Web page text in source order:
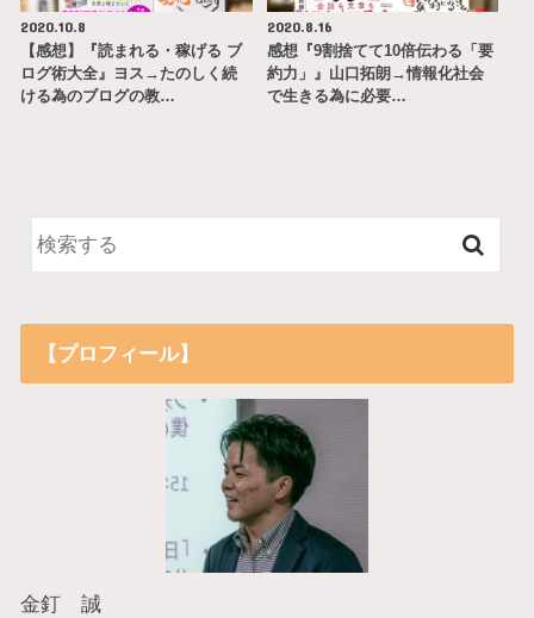
2020.10.8
【感想】『読まれる・稼げる ブ
ログ術大全』ヨス→たのしく続
ける為のブログの教…
2020.8.16
感想『9割捨てて10倍伝わる「要
約力」』山口拓朗→情報化社会
で生きる為に必要…
【プロフィール】
金釘 誠